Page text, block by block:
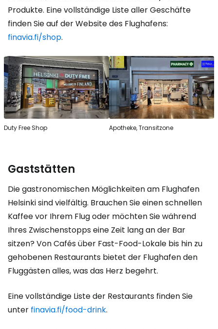
Produkte. Eine vollständige Liste aller Geschäfte
finden Sie auf der Website des Flughafens:
finavia.fi/shop.
Duty Free Shop Apotheke, Transitzone
Gaststätten
Die gastronomischen Möglichkeiten am Flughafen
Helsinki sind vielfältig. Brauchen Sie einen schnellen
Kaffee vor Ihrem Flug oder möchten Sie während
Ihres Zwischenstopps eine Zeit lang an der Bar
sitzen? Von Cafés über Fast-Food-Lokale bis hin zu
gehobenen Restaurants bietet der Flughafen den
Fluggästen alles, was das Herz begehrt.
Eine vollständige Liste der Restaurants finden Sie
unter finavia.fi/food-drink.